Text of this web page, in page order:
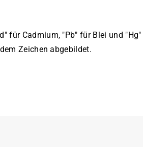
für Cadmium, "Pb" für Blei und "Hg"
Zeichen abgebildet.